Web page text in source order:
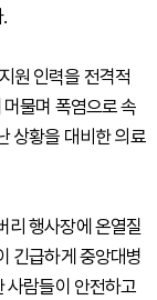
원 인력을 전격적
물며 폭염으로 속
상황을 대비한 의료
리 행사장에 온열질
긴급하게 중앙대병
사람들이 안전하고